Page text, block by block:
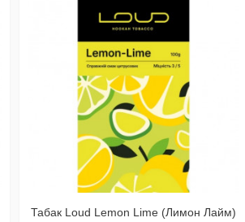
Табак Loud Lemon Lime (Лимон Лайм)